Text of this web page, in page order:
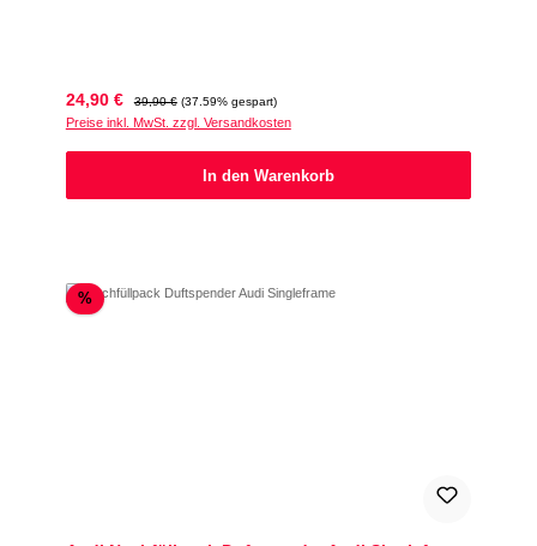
Verkaufspreis:
24,90 € Regulärer Preis:
39,90 € (37.59% gespart)
Preise inkl. MwSt. zzgl. Versandkosten
In den Warenkorb
%Rabatt